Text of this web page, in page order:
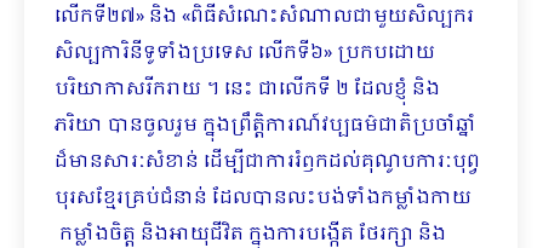
លើកទី២៧» និង «ពិធីសំណេះសំណាលជាមួយសិល្បករ
សិល្បការិនីទូទាំងប្រទេស លើកទី៦» ប្រកបដោយ
បរិយាកាសរីករាយ ។ នេះ ជាលើកទី ២ ដែលខ្ញុំ និង
ភរិយា បានចូលរួម ក្នុងព្រឹត្តិការណ៍វប្បធម៌ជាតិប្រចាំឆ្នាំ
ដ៏មានសារៈសំខាន់ ដើម្បីជាការរំឭកដល់គុណូបការៈបុព្វ
បុរសខ្មែរគ្រប់ជំនាន់ ដែលបានលះបង់ទាំងកម្លាំងកាយ
កម្លាំងចិត្ត និងអាយុជីវិត ក្នុងការបង្កើត ថែរក្សា និង